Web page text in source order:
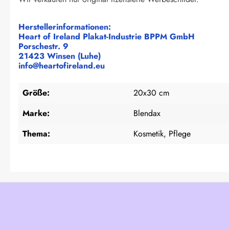
Herstellerinformationen:
Heart of Ireland Plakat-Industrie BPPM GmbH
Porschestr. 9
21423 Winsen (Luhe)
info@heartofireland.eu
Größe:
20x30 cm
Marke:
Blendax
Thema:
Kosmetik, Pflege